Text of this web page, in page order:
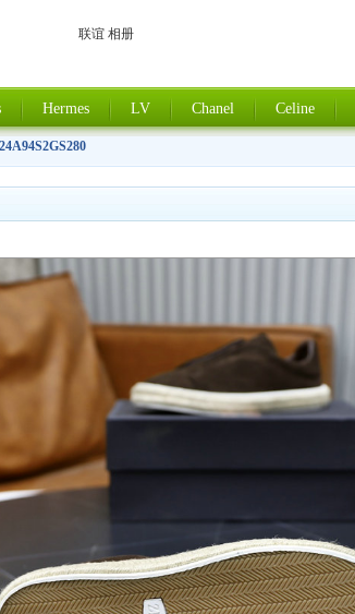
联谊 相册
Hermes LV Chanel Celine
24A94S2GS280